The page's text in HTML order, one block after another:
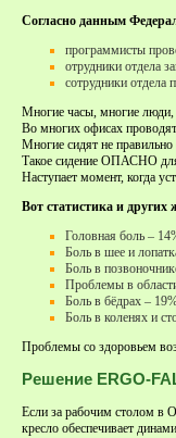
Согласно данным
программисты
отрудники отдела
сотрудники отдела
Многие часы, многие люди,
Во многих офисах проводят
Многие сидят не правильно
Такое сидение ОПАСНО
Наступает момент, когда
Вот статистика и
Головная боль –
Боль в шее и
Боль в
Проблемы в
Боль в бёдрах –
Боль в коленях и
Проблемы со здоровьем
Решение ERGO-
Если за рабочим столом в
кресло обеспечивает